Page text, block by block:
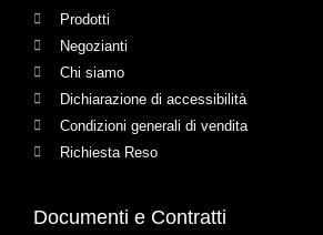
Prodotti
Negozianti
Chi siamo
Dichiarazione di accessibilità
Condizioni generali di vendita
Richiesta Reso
Documenti e Contratti